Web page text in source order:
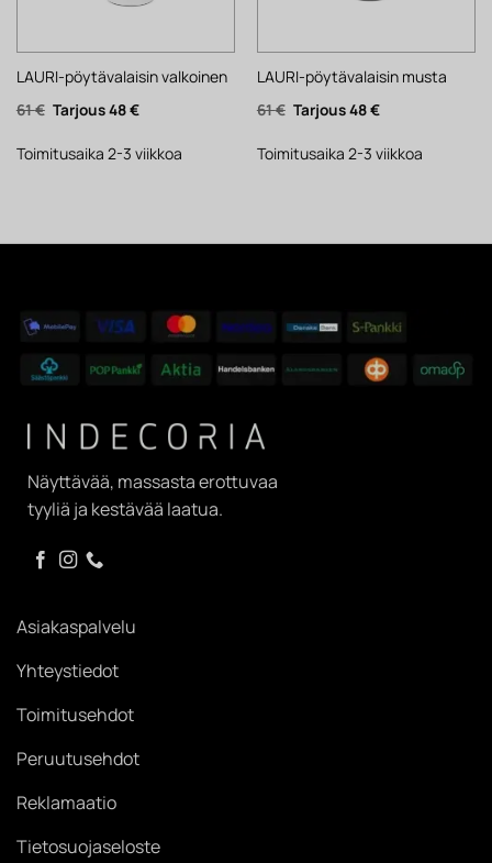
LAURI-pöytävalaisin valkoinen
61€ Alkuperäinen
hinta
61 €.
48€Nykyinen
48 €.
Toimitusaika 2-3 viikkoa
LAURI-pöytävalaisin musta
61€ Alkuperäinen
hinta
61 €.
48€Nykyinen
48 €.
Toimitusaika 2-3 viikkoa
Näyttävää, massasta erottuvaa
tyyliä ja kestävää laatua.
Asiakaspalvelu
Yhteystiedot
Toimitusehdot
Peruutusehdot
Reklamaatio
Tietosuojaseloste